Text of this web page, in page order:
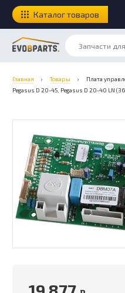
Каталог товаров
Главная › Товары ›
Плата
Pegasus D 20-45, Pegasus D 20-40 LN